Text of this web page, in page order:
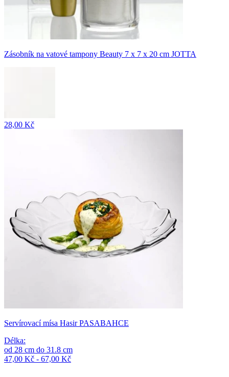
Zásobník na vatové tampony Beauty 7 x 7 x 20 cm JOTTA
28,00 Kč
Servírovací mísa Hasir PASABAHCE
Délka:
od 28 cm do 31.8 cm
47,00 Kč - 67,00 Kč